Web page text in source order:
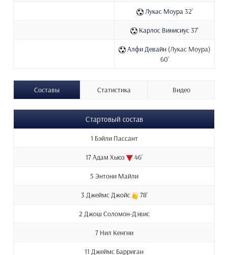
Лукас Моура32'
Карлос Винисиус37'
Алфи Девайн (Лукас Моура)
60'
Составы Статистика Видео
Стартовый состав
1 Бэйли Пассант
17 Адам Хьюз 46'
5 Энтони Майли
3 Джеймс Джойс 78'
2 Джош Соломон-Дэвис
7 Нил Кенгни
11 Джеймс Барриган